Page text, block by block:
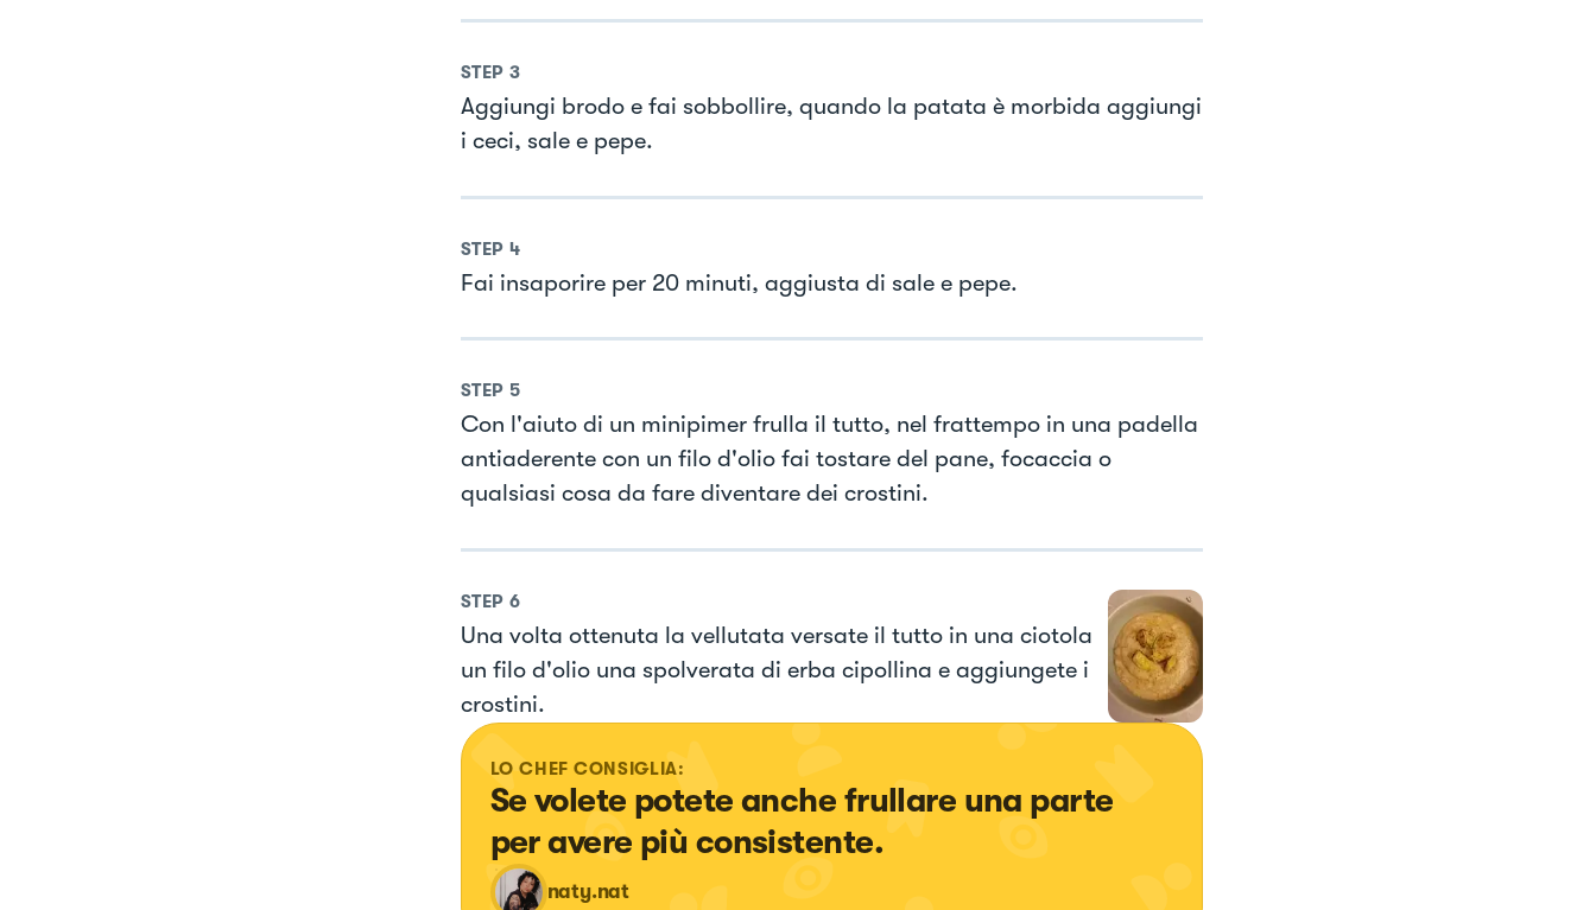
STEP 3
Aggiungi brodo e fai sobbollire, quando la patata è morbida aggiungi
i ceci, sale e pepe.
STEP 4
Fai insaporire per 20 minuti, aggiusta di sale e pepe.
STEP 5
Con l'aiuto di un minipimer frulla il tutto, nel frattempo in una padella
antiaderente con un filo d'olio fai tostare del pane, focaccia o
qualsiasi cosa da fare diventare dei crostini.
STEP 6
Una volta ottenuta la vellutata versate il tutto in una ciotola
un filo d'olio una spolverata di erba cipollina e aggiungete i
crostini.
LO CHEF CONSIGLIA:
Se volete potete anche frullare una parte
per avere più consistente.
naty.nat